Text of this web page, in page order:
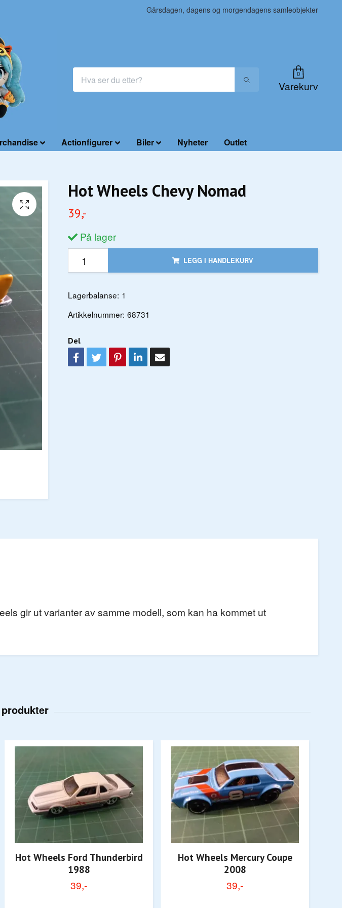
Gårsdagen, dagens og morgendagens samleobjekter
0
Varekurv
Actionfigurer Biler Nyheter Outlet
Hot Wheels Chevy Nomad
39,-
På lager
LEGG I HANDLEKURV
Lagerbalanse: 1
Artikkelnummer: 68731
Del
gir ut varianter av samme modell, som kan ha kommet ut
Hot Wheels Ford Thunderbird
1988
39,-
Hot Wheels Mercury Coupe
2008
39,-